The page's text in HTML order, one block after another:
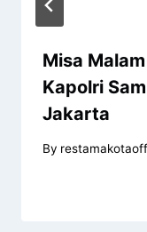
Misa
Kapolri
Jakarta
By